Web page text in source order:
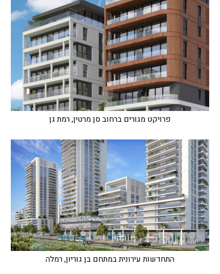
פרויקט מגורים ברחוב סן מרטין, רמת גן
התחדשות עירונית במתחם בן גוריון, רמלה